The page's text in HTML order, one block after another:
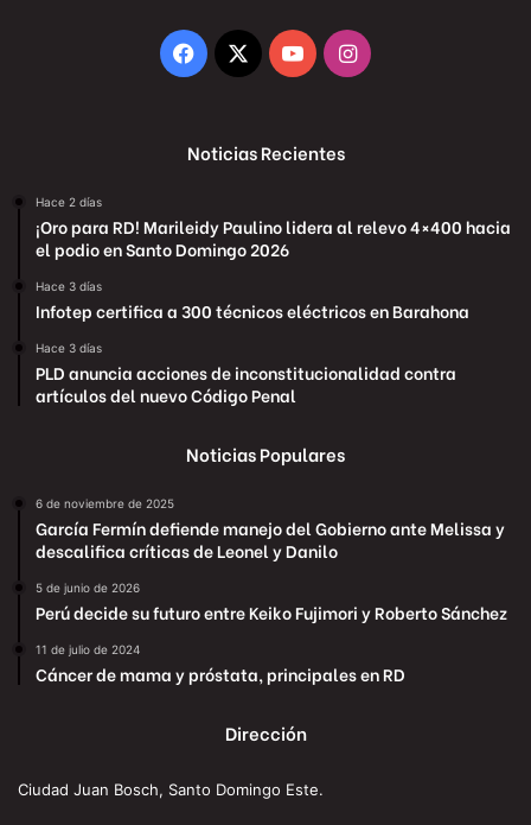
Facebook
X YouTubeInstagram
Noticias Recientes
Hace 2 días
¡Oro para RD! Marileidy Paulino lidera al relevo 4×400 hacia
el podio en Santo Domingo 2026
Hace 3 días
Infotep certifica a 300 técnicos eléctricos en Barahona
Hace 3 días
PLD anuncia acciones de inconstitucionalidad contra
artículos del nuevo Código Penal
Noticias Populares
6 de noviembre de 2025
García Fermín defiende manejo del Gobierno ante Melissa y
descalifica críticas de Leonel y Danilo
5 de junio de 2026
Perú decide su futuro entre Keiko Fujimori y Roberto Sánchez
11 de julio de 2024
Cáncer de mama y próstata, principales en RD
Dirección
Ciudad Juan Bosch, Santo Domingo Este.